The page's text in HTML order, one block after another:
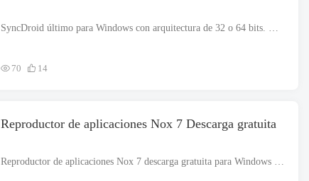
70 14
Reproductor de aplicaciones Nox 7 Descarga gratuita